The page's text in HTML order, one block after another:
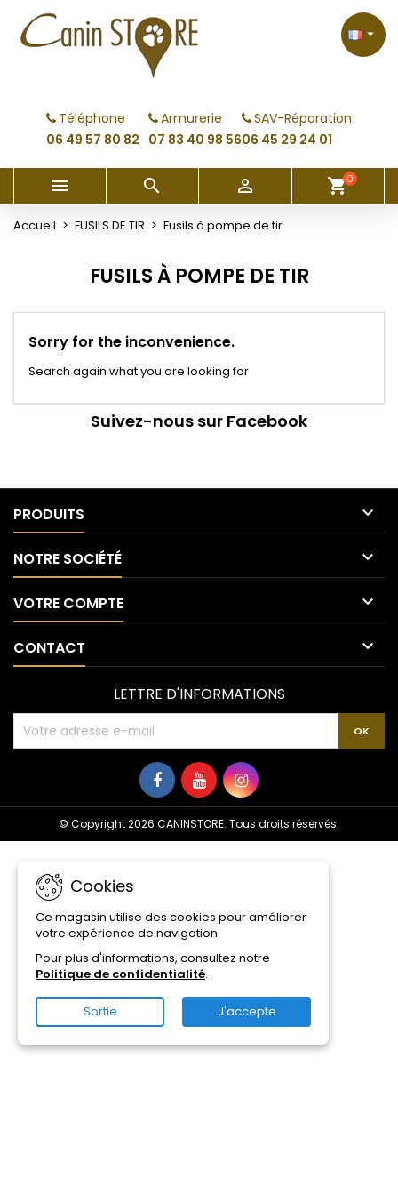
Téléphone
06 49 57 80 82
Armurerie
07 83 40 98 56
SAV-Réparation
06 45 29 24 01

   shopping_cart0
Accueil FUSILS DE TIR Fusils à pompe de tir
FUSILS À POMPE DE TIR
Sorry for the inconvenience.
Search again what you are looking for
Suivez-nous sur Facebook
PRODUITS 
NOTRE SOCIÉTÉ 
VOTRE COMPTE 
CONTACT 
My wishlists ×
Create new list
((modalTitle)) ×
((confirmMessage))
((cancelText)) ((modalDeleteText))
Créer une liste d'envies ×
Créer une liste d'envies
Connexion ×
Vous devez être connecté pour ajouter des produits
Cookies
Ce magasin utilise des cookies pour améliorer
votre expérience de navigation.
Pour plus d'informations, consultez notre
Politique de confidentialité.
Sortie J'accepte
LETTRE D'INFORMATIONS
© Copyright 2026 CANINSTORE. Tous droits réservés.